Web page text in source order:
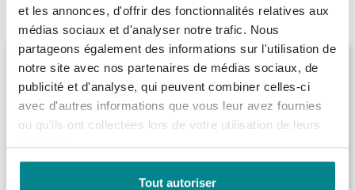
et les annonces, d'offrir des fonctionnalités relatives aux
médias sociaux et d'analyser notre trafic. Nous
partageons également des informations sur l'utilisation de
notre site avec nos partenaires de médias sociaux, de
publicité et d'analyse, qui peuvent combiner celles-ci
avec d'autres informations que vous leur avez fournies
ou qu'ils ont collectées lors de votre utilisation de leurs
Tout autoriser
Produit de remplacement
Ink plaque de recouvrement
180x45x1.6cm pour meuble chêne massif
gris cendré
Livraison: 1 - 2 semaines
1.151,01